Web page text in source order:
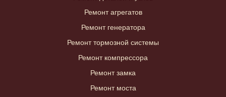
Ремонт агрегатов
Ремонт генератора
Ремонт тормозной системы
Ремонт компрессора
Ремонт замка
Ремонт моста